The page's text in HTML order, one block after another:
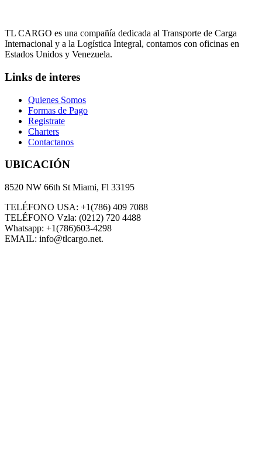
TL CARGO es una compañía dedicada al Transporte de Carga
Internacional y a la Logística Integral, contamos con oficinas en
Estados Unidos y Venezuela.
Links de interes
Quienes Somos
Formas de Pago
Registrate
Charters
Contactanos
UBICACIÓN
8520 NW 66th St Miami, Fl 33195
TELÉFONO USA: +1(786) 409 7088
TELÉFONO Vzla: (0212) 720 4488
Whatsapp: +1(786)603-4298
EMAIL: info@tlcargo.net.